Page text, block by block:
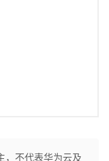
，不代表华为云及